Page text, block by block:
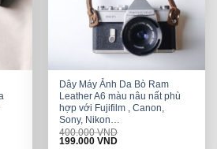
Dây Máy Ảnh Da Bò Ram
Leather A6 màu nâu nất phù
hợp với Fujifilm , Canon,
Sony, Nikon…
400.000VND
Original
199.000VNDCurrent